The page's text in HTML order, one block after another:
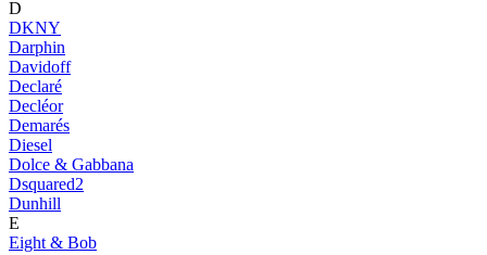
D
DKNY
Darphin
Davidoff
Declaré
Decléor
Demarés
Diesel
Dolce & Gabbana
Dsquared2
Dunhill
E
Eight & Bob